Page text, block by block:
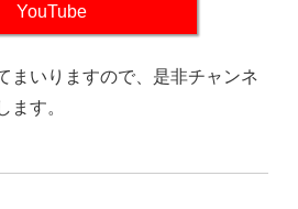
YouTube
まいりますので、是非チャンネ
ます。